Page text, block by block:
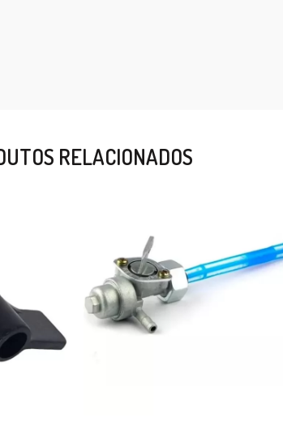
RELACIONADOS